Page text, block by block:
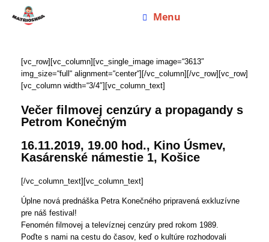
Menu
[vc_row][vc_column][vc_single_image image=“3613″
img_size=“full“ alignment=“center“][/vc_column][/vc_row][vc_row]
[vc_column width=“3/4″][vc_column_text]
Večer filmovej cenzúry a propagandy s
Petrom Konečným
16.11.2019, 19.00 hod., Kino Úsmev,
Kasárenské námestie 1, Košice
[/vc_column_text][vc_column_text]
Úplne nová prednáška Petra Konečného pripravená exkluzívne
pre náš festival!
Fenomén filmovej a televíznej cenzúry pred rokom 1989.
Poďte s nami na cestu do časov, keď o kultúre rozhodovali